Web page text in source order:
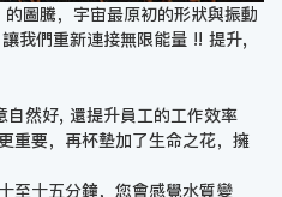
圖騰，宇宙最原初的形狀與振動
我們重新連接無限能量 !! 提升,
然好, 還提升員工的工作效率
重要，再杯墊加了生命之花，擁
至十五分鐘，您會感覺水質變